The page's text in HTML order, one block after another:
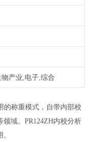
产业,电子,综合
称重模式，自带内部校
领域。PR124ZH内校分析